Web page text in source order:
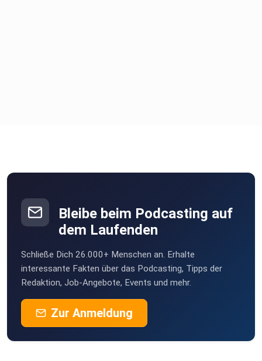
Bleibe beim Podcasting auf
dem Laufenden
Schließe Dich 26.000+ Menschen an. Erhalte
interessante Fakten über das Podcasting, Tipps der
Redaktion, Job-Angebote, Events und mehr.
Zur Anmeldung